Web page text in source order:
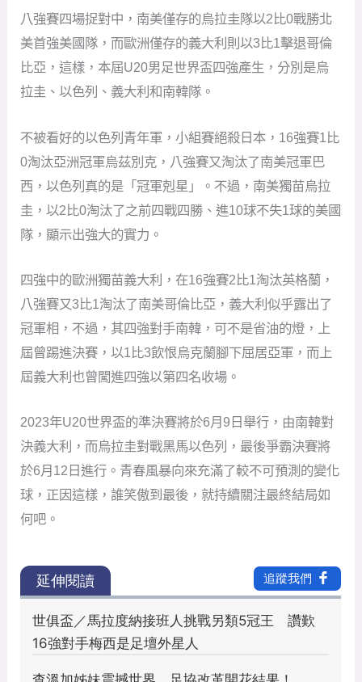
八強賽四場捉對中，南美僅存的烏拉圭隊以2比0戰勝北
美首強美國隊，而歐洲僅存的義大利則以3比1擊退哥倫
比亞，這樣，本屆U20男足世界盃四強產生，分別是烏
拉圭、以色列、義大利和南韓隊。
不被看好的以色列青年軍，小組賽絕殺日本，16強賽1比
0淘汰亞洲冠軍烏茲別克，八強賽又淘汰了南美冠軍巴
西，以色列真的是「冠軍剋星」。不過，南美獨苗烏拉
圭，以2比0淘汰了之前四戰四勝、進10球不失1球的美國
隊，顯示出強大的實力。
四強中的歐洲獨苗義大利，在16強賽2比1淘汰英格蘭，
八強賽又3比1淘汰了南美哥倫比亞，義大利似乎露出了
冠軍相，不過，其四強對手南韓，可不是省油的燈，上
屆曾踢進決賽，以1比3飲恨烏克蘭腳下屈居亞軍，而上
屆義大利也曾闖進四強以第四名收場。
2023年U20世界盃的準決賽將於6月9日舉行，由南韓對
決義大利，而烏拉圭對戰黑馬以色列，最後爭霸決賽將
於6月12日進行。青春風暴向來充滿了較不可預測的變化
球，正因這樣，誰笑傲到最後，就持續關注最終結局如
何吧。